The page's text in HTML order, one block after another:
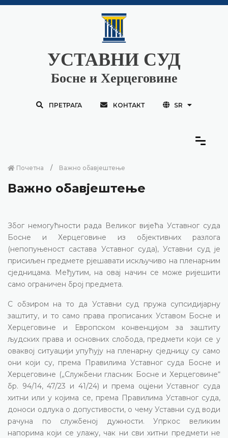
УСТАВНИ СУД
Босне и Херцеговине
ПРЕТРАГА КОНТАКТ SR
Почетна Важно обавјештење
Важно обавјештење
Због немогућности рада Великог вијећа Уставног суда
Босне и Херцеговине из објективних разлога
(непопуњеност састава Уставног суда), Уставни суд је
присиљен предмете рјешавати искључиво на пленарним
сједницама. Међутим, на овај начин се може ријешити
само ограничен број предмета.
С обзиром на то да Уставни суд пружа супсидијарну
заштиту, и то само права прописаних Уставом Босне и
Херцеговине и Европском конвенцијом за заштиту
људских права и основних слобода, предмети који се у
оваквој ситуацији упућују на пленарну сједницу су само
они који су, према Правилима Уставног суда Босне и
Херцеговине („Службени гласник Босне и Херцеговине“
бр. 94/14, 47/23 и 41/24) и према оцјени Уставног суда
хитни или у којима се, према Правилима Уставног суда,
доноси одлука о допустивости, о чему Уставни суд води
рачуна по службеној дужности. Упркос великим
напорима који се улажу, чак ни сви хитни предмети не